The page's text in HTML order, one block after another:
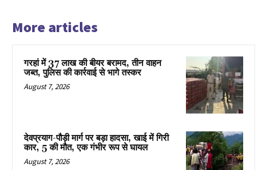
More articles
गरहां में 37 लाख की बीयर बरामद, तीन वाहन
जब्त, पुलिस की कार्रवाई से भागे तस्कर
August 7, 2026
देवप्रयाग-पौड़ी मार्ग पर बड़ा हादसा, खाई में गिरी
कार, 5 की मौत, एक गंभीर रूप से घायल
August 7, 2026